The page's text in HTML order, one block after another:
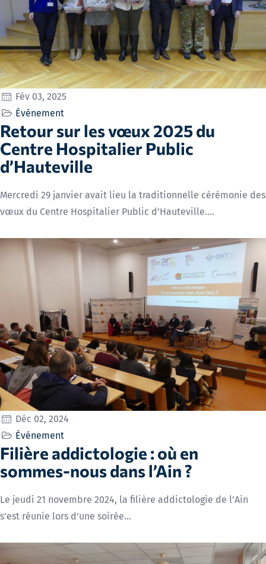
Fév 03, 2025
Événement
Retour sur les vœux 2025 du
Centre Hospitalier Public
d’Hauteville
Mercredi 29 janvier avait lieu la traditionnelle cérémonie des
vœux du Centre Hospitalier Public d’Hauteville.…
Déc 02, 2024
Événement
Filière addictologie : où en
sommes-nous dans l’Ain ?
Le jeudi 21 novembre 2024, la filière addictologie de l'Ain
s'est réunie lors d'une soirée…